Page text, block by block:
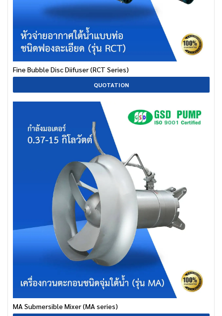
Fine Bubble Disc Diifuser (RCT Series)
QUOTATION
MA Submersible Mixer (MA series)